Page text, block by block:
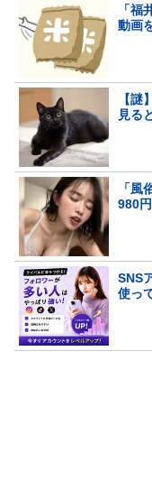
「福
動画
【
見る
「風
980
SNS
使っ